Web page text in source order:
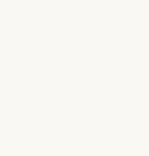
Étude : L’extrait
Un fabricant